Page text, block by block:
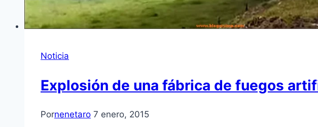
Noticia
Explosión de una fábrica de fuegos
Pornenetaro 7 enero, 2015